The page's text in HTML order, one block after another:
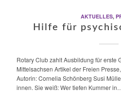
AKTUELLES,
Hilfe für
Rotary Club zahlt Ausbildung für erste
Mittelsachsen Artikel der Freien
Autorin: Cornelia Schönberg Susi
innen. Sie weiß: Wer tiefen Kummer